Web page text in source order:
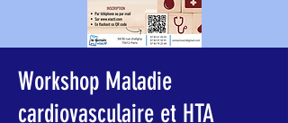
Workshop Maladie
cardiovasculaire et HTA